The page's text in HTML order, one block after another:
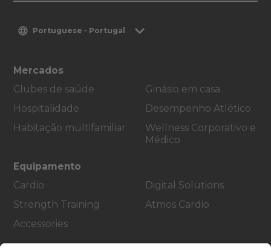
Portuguese - Portugal
Mercados
Clubes de saúde
Hospitalidade
Habitação multifamiliar
Ginásio em casa
Desempenho Atlético
Wellness Corporativo e
Médico
Equipamento
Cardio
Strength Training
Accessories
Digital Solutions
Atmos Cardio